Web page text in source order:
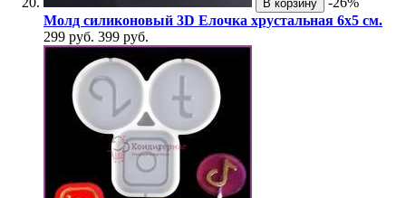
В корзину
Молд силиконовый 3D Елочка хрустальная 6х5 см.
299 руб. 399 руб.